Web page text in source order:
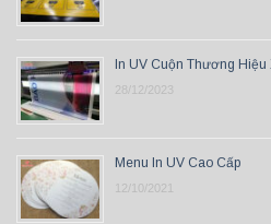
In UV Cuộn Thương
28/12/2023
Menu In UV Cao Cấp
12/10/2021